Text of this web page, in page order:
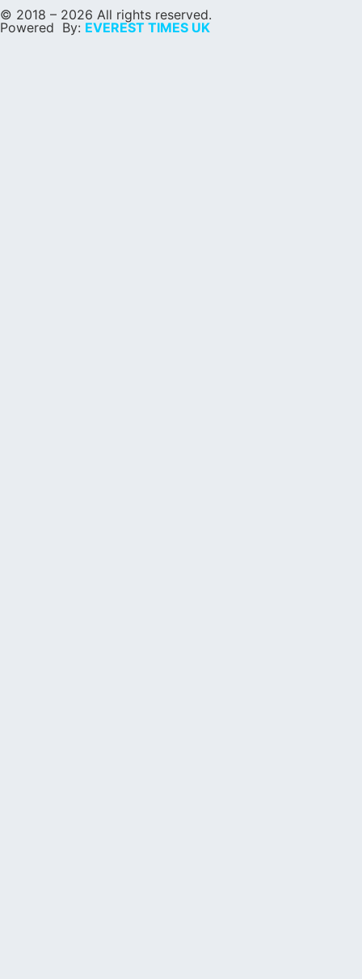
© 2018 – 2026 All rights reserved.
Powered By: EVEREST TIMES UK